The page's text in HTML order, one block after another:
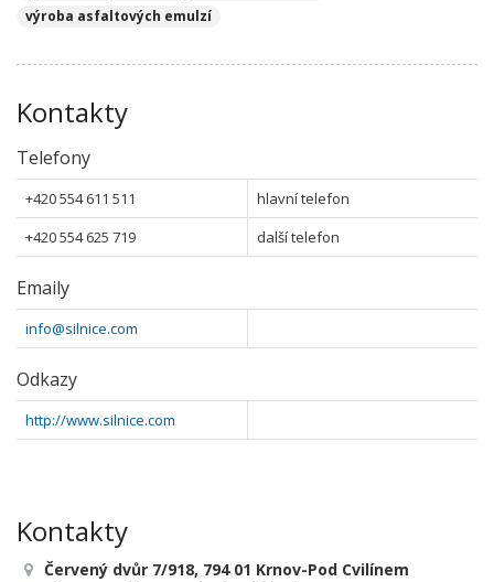
výroba asfaltových emulzí
Kontakty
Telefony
+420 554 611 511
hlavní telefon
+420 554 625 719
další telefon
Emaily
info@silnice.com
Odkazy
http://www.silnice.com
Kontakty
Červený dvůr 7/918, 794 01 Krnov-Pod Cvilínem